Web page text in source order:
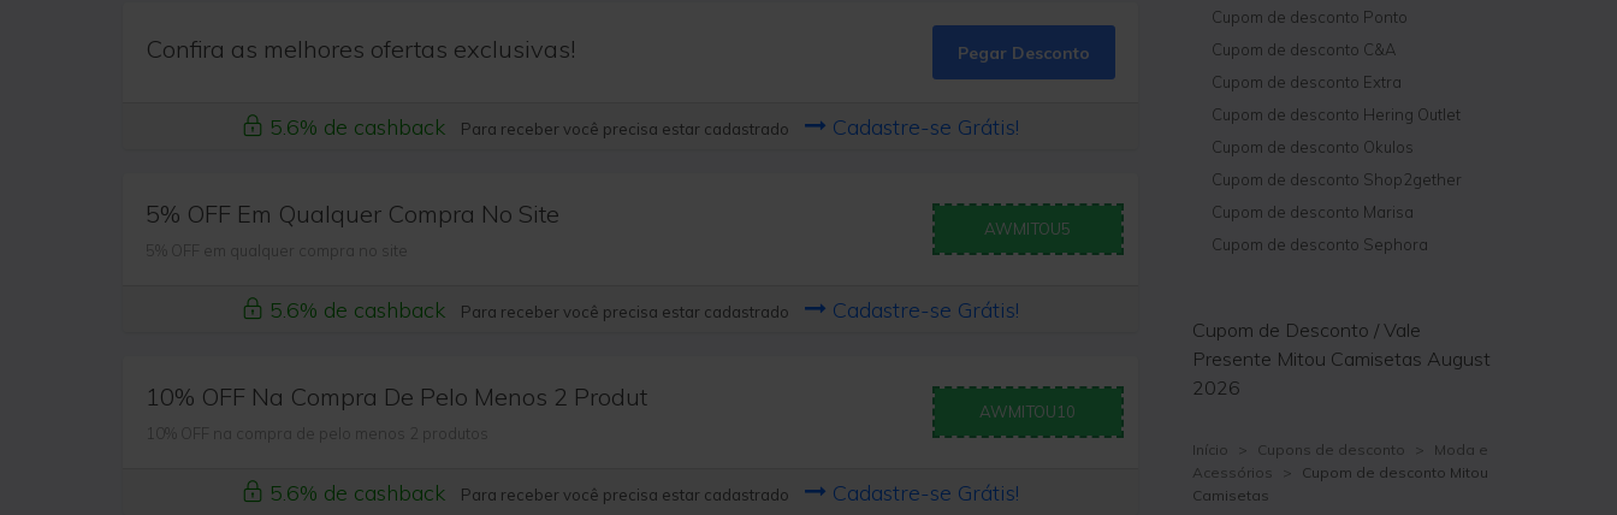
Confira as melhores ofertas exclusivas! Pegar Desconto
5.6% de cashback Para receber você precisa estar cadastrado Cadastre-se Grátis!
5% OFF Em Qualquer Compra No Site
5% OFF em qualquer compra no site
AWMITOU5
5.6% de cashback Para receber você precisa estar cadastrado Cadastre-se Grátis!
10% OFF Na Compra De Pelo Menos 2 Produt
10% OFF na compra de pelo menos 2 produtos
AWMITOU10
5.6% de cashback Para receber você precisa estar cadastrado Cadastre-se Grátis!
Cupom de desconto Ponto
Cupom de desconto C&A
Cupom de desconto Extra
Cupom de desconto Hering Outlet
Cupom de desconto Okulos
Cupom de desconto Shop2gether
Cupom de desconto Marisa
Cupom de desconto Sephora
Cupom de Desconto / Vale
Presente Mitou Camisetas August
2026
Início > Cupons de desconto >
Moda e
Acessórios
>
Cupom de desconto Mitou
Camisetas